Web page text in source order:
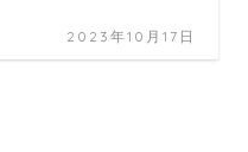
2023年10月17日